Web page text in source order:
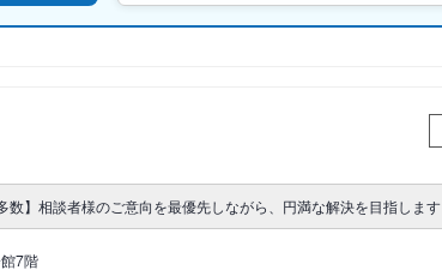
数】相談者様のご意向を最優先しながら、円満な解決を目指します
7階